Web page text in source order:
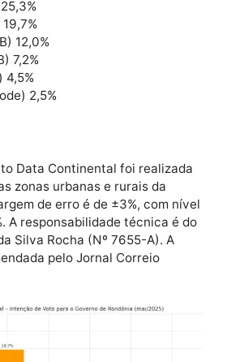
de Voto – Região do Café
de Voto
25,3%
12,0%
7,2%
4,5%
2,5%
Data Continental foi
zonas urbanas e rurais da
de erro é de ±3%, com